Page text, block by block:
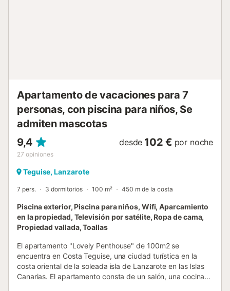
Apartamento de vacaciones para 7
personas, con piscina para niños, Se
admiten mascotas
9,4
27 opiniones
desde 102 € por noche
Teguise, Lanzarote
7 pers. 3 dormitorios 100 m² 450 m de la costa
Piscina exterior, Piscina para niños, Wifi, Aparcamiento
en la propiedad, Televisión por satélite, Ropa de cama,
Propiedad vallada, Toallas
El apartamento "Lovely Penthouse" de 100m2 se
encuentra en Costa Teguise, una ciudad turística en la
costa oriental de la soleada isla de Lanzarote en las Islas
Canarias. El apartamento consta de un salón, una cocina